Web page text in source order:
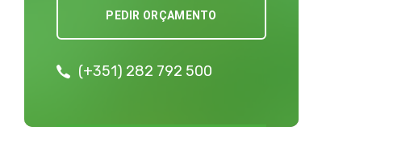
PEDIR ORÇAMENTO
(+351) 282 792 500